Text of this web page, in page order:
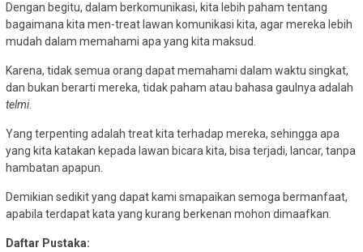
Dengan begitu, dalam berkomunikasi, kita lebih paham tentang
bagaimana kita men-treat lawan komunikasi kita, agar mereka lebih
mudah dalam memahami apa yang kita maksud.
Karena, tidak semua orang dapat memahami dalam waktu singkat,
dan bukan berarti mereka, tidak paham atau bahasa gaulnya adalah
telmi.
Yang terpenting adalah treat kita terhadap mereka, sehingga apa
yang kita katakan kepada lawan bicara kita, bisa terjadi, lancar, tanpa
hambatan apapun.
Demikian sedikit yang dapat kami smapaikan semoga bermanfaat,
apabila terdapat kata yang kurang berkenan mohon dimaafkan.
Daftar Pustaka: